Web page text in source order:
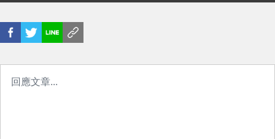
產，預計 2025 下半年開始量產
未來有望導入台灣